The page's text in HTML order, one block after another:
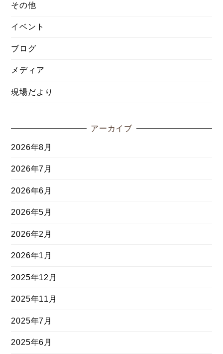
その他
イベント
ブログ
メディア
現場だより
アーカイブ
2026年8月
2026年7月
2026年6月
2026年5月
2026年2月
2026年1月
2025年12月
2025年11月
2025年7月
2025年6月